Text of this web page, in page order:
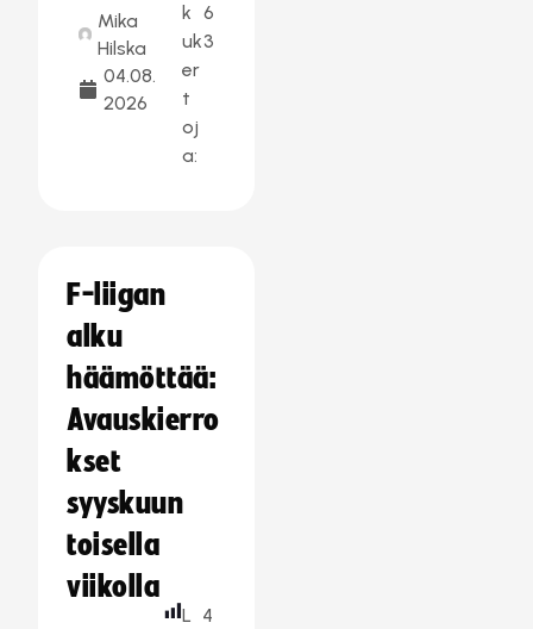
Mika
Hilska
04.08.
2026
k
uk
er
t
oj
a:
6
3
F-liigan
alku
häämöttää:
Avauskierro
kset
syyskuun
toisella
viikolla
L 4